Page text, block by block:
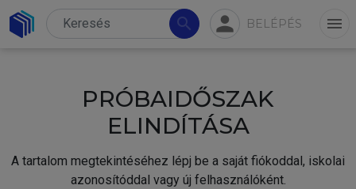
search person BELÉPÉS menu
PRÓBAIDŐSZAK
ELINDÍTÁSA
A tartalom megtekintéséhez lépj be a saját fiókoddal, iskolai
azonosítóddal vagy új felhasználóként.